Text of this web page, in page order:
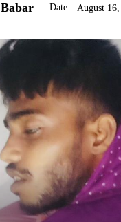
Babar Date: August